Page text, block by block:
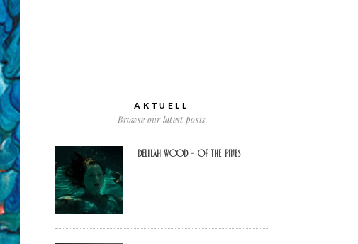
AKTUELL
Browse our latest posts
Delilah Wood – of the pines